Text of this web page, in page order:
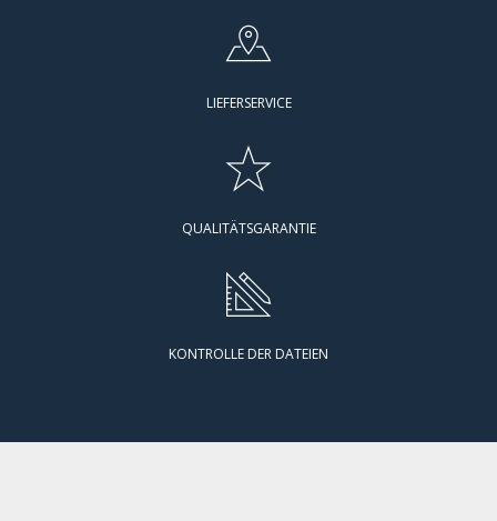
LIEFERSERVICE
QUALITÄTSGARANTIE
KONTROLLE DER DATEIEN